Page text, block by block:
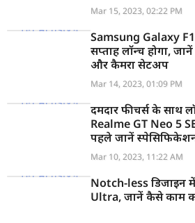
Mar 15, 2023, 02:22 PM
Samsung Galaxy
सप्ताह लॉन्च होगा,
और कैमरा सेटअप
Mar 14, 2023, 01:09 PM
दमदार फीचर्स के साथ
Realme GT Neo 5
पहले जानें
Mar 10, 2023, 11:22 AM
Notch-less डिजाइन
Ultra, जानें कैसे काम